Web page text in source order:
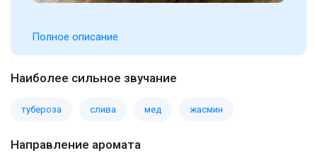
Полное описание
Наиболее сильное звучание
тубероза слива мед жасмин
Направление аромата